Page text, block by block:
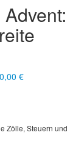
€
Zölle, Steuern und